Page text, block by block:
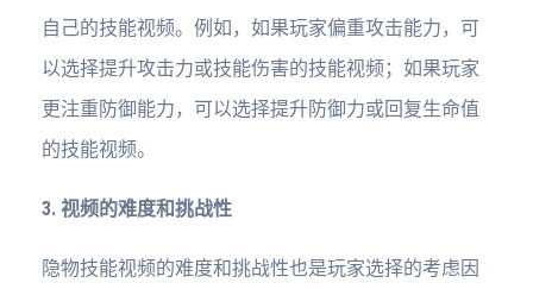
自己的技能视频。例如，如果玩家偏重攻击能力，可
以选择提升攻击力或技能伤害的技能视频；如果玩家
更注重防御能力，可以选择提升防御力或回复生命值
的技能视频。
3. 视频的难度和挑战性
隐物技能视频的难度和挑战性也是玩家选择的考虑因